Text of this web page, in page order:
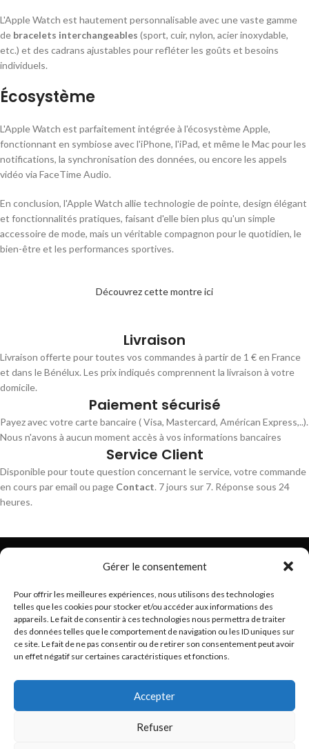
Gérer le consentement
Pour offrir les meilleures expériences, nous utilisons des technologies
telles que les cookies pour stocker et/ou accéder aux informations des
appareils. Le fait de consentir à ces technologies nous permettra de traiter
des données telles que le comportement de navigation ou les ID uniques sur
ce site. Le fait de ne pas consentir ou de retirer son consentement peut avoir
un effet négatif sur certaines caractéristiques et fonctions.
Accepter
Refuser
L'Apple Watch est hautement personnalisable avec une vaste gamme
de bracelets interchangeables (sport, cuir, nylon, acier inoxydable,
etc.) et des cadrans ajustables pour refléter les goûts et besoins
individuels.
Écosystème
L'Apple Watch est parfaitement intégrée à l'écosystème Apple,
fonctionnant en symbiose avec l'iPhone, l'iPad, et même le Mac pour les
notifications, la synchronisation des données, ou encore les appels
vidéo via FaceTime Audio.
En conclusion, l'Apple Watch allie technologie de pointe, design élégant
et fonctionnalités pratiques, faisant d'elle bien plus qu'un simple
accessoire de mode, mais un véritable compagnon pour le quotidien, le
bien-être et les performances sportives.
Découvrez cette montre ici
Livraison
Livraison offerte pour toutes vos commandes à partir de 1 € en France
et dans le Bénélux. Les prix indiqués comprennent la livraison à votre
domicile.
Paiement sécurisé
Payez avec votre carte bancaire ( Visa, Mastercard, Américan Express,..).
Nous n'avons à aucun moment accès à vos informations bancaires
Service Client
Disponible pour toute question concernant le service, votre commande
en cours par email ou page Contact. 7 jours sur 7. Réponse sous 24
heures.
Trouvez les meilleurs bracelets de montres connectés
hello@braceletsmartwatch.com
BRACELETS DE MONTRES CONNECTÉES EN EUROPE
VOUS ET BRACELETSMARTWATCH
INFORMATIONS
BraceletSmartWatch